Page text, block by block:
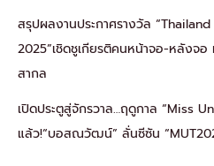
สรุปผลงานประกาศรางวัล
2025”เชิดชูเกียรติคนหน้าจอ-หลังจ
สากล
เปิดประตูสู่จักรวาล…ฤดูกาล “Miss
แล้ว!“บอสณวัฒน์” ลั่นซีซัน